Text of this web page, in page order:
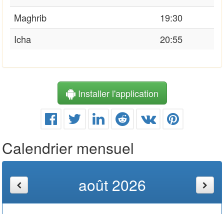
Maghrib
19:30
Icha
20:55
Installer l'application
Calendrier mensuel
août 2026